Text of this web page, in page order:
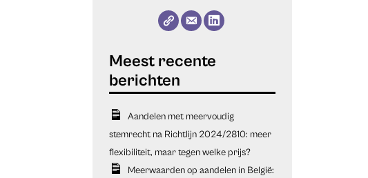
Aandelen met meervoudig
stemrecht na Richtlijn 2024/2810: meer
flexibiliteit, maar tegen welke prijs?
Meerwaarden op aandelen in België: